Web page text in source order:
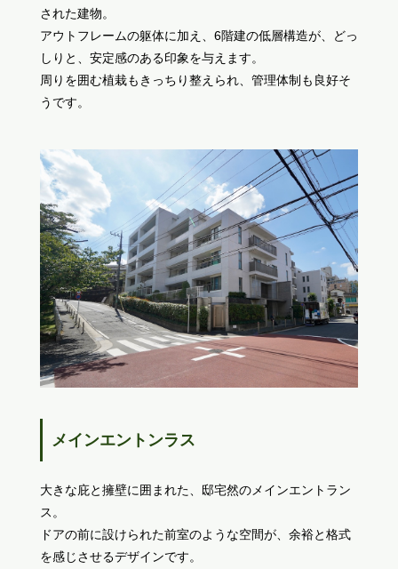
された建物。
アウトフレームの躯体に加え、6階建の低層構造が、どっ
しりと、安定感のある印象を与えます。
周りを囲む植栽もきっちり整えられ、管理体制も良好そ
うです。
メインエントンラス
大きな庇と擁壁に囲まれた、邸宅然のメインエントラン
ス。
ドアの前に設けられた前室のような空間が、余裕と格式
を感じさせるデザインです。